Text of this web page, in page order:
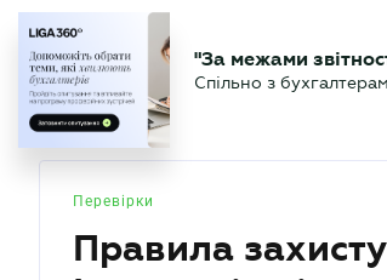
БУХГАЛТЕР Новини
"За межами
Спільно з
Перевірки
Правила